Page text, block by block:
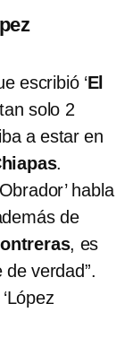
escribió ‘El
tan solo 2
a estar en
.
habla
de
, es
verdad”.